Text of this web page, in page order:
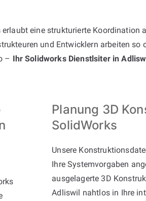
eine strukturierte Koordination
und Entwicklern arbeiten so
– Ihr Solidworks Dienstlsiter in
Planung 3D
SolidWorks
Unsere
Ihre Systemvorgaben
ausgelagerte 3D
Adliswil nahtlos in Ihre